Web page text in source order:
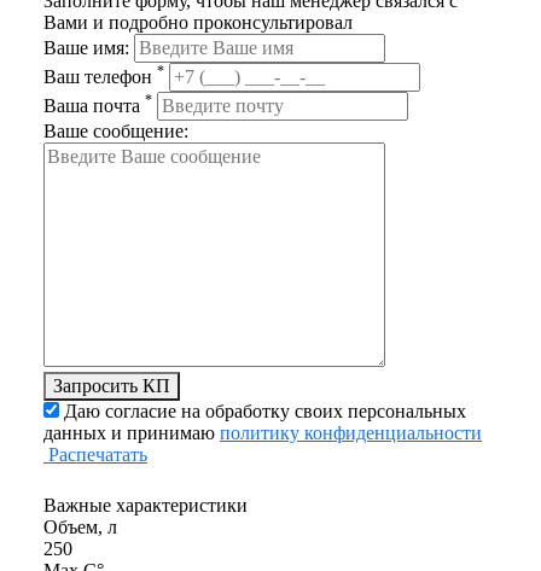
Вами и подробно проконсультировал
Ваше имя:
Ваш телефон *
Ваша почта *
Ваше сообщение:
Запросить КП
Даю согласие на обработку своих персональных
данных и принимаю политику конфиденциальности
Распечатать
Важные характеристики
Объем, л
250